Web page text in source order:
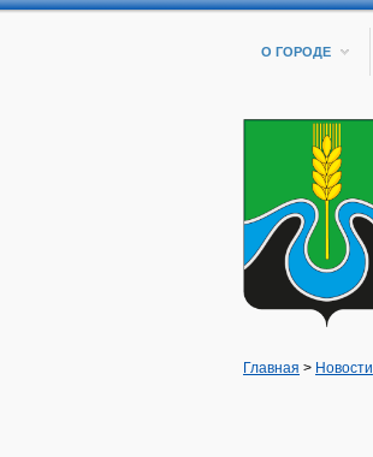
О ГОРОДЕ
Главная > Новости